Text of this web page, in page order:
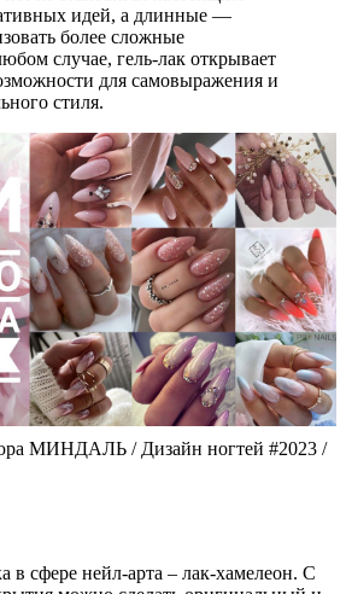
идей, а длинные —
более сложные
случае, гель-лак открывает
для самовыражения и
стиля.
МИНДАЛЬ / Дизайн ногтей #2023 /
в сфере нейл-арта – лак-хамелеон. С